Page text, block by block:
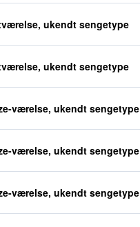
ukendt sengetype
ukendt sengetype
værelse, ukendt sengetype
værelse, ukendt sengetype
værelse, ukendt sengetype